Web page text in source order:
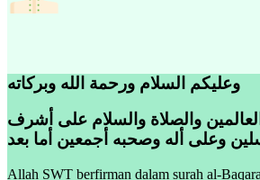
وعليكم السلام ورحمة الله وبركاته
والصلاة والسلام على أشرف
وعلى أله وصحبه أجمعين أما بعد
Allah SWT berfirman dalam surah al-